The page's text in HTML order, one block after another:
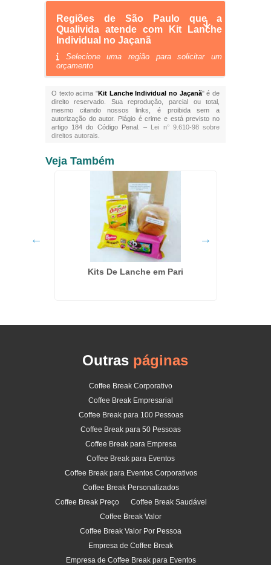
Regiões de São Paulo que a
Qualivida atende com Kit Lanche
Individual no Jaçanã
Selecione uma região para solicitar um
orçamento
O texto acima "Kit Lanche Individual no Jaçanã" é de
direito reservado. Sua reprodução, parcial ou total,
mesmo citando nossos links, é proibida sem a
autorização do autor. Plágio é crime e está previsto no
artigo 184 do Código Penal. – Lei n° 9.610-98 sobre
direitos autorais
Veja Também
Kits De Lanche em Pari
Outras páginas
Coffee Break Corporativo
Coffee Break Empresarial
Coffee Break para 100 Pessoas
Coffee Break para 50 Pessoas
Coffee Break para Empresa
Coffee Break para Eventos
Coffee Break para Eventos Corporativos
Coffee Break Personalizados
Coffee Break Preço
Coffee Break Saudável
Coffee Break Valor
Coffee Break Valor Por Pessoa
Empresa de Coffee Break
Empresa de Coffee Break para Eventos